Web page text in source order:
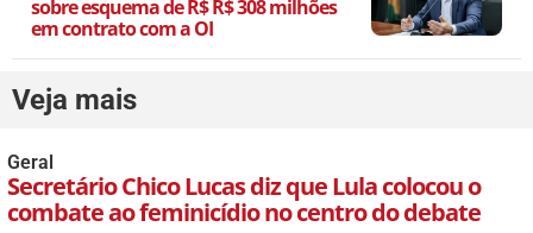
sobre esquema de R$ R$ 308 milhões
em contrato com a OI
Veja mais
Geral
Secretário Chico Lucas diz que Lula colocou o
combate ao feminicídio no centro do debate